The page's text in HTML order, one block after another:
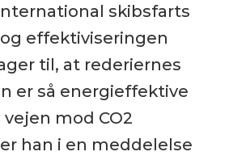
skibsfarts
effektiviseringen
til, at rederiernes
er så energieffektive
mod CO2
han i en meddelelse